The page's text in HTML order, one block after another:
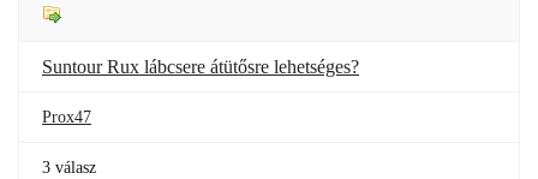
Suntour Rux lábcsere átütősre lehetséges?
Prox47
3 válasz